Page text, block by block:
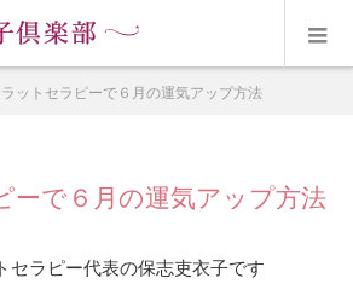
ットセラピーで６月の運気アップ方法
ーで６月の運気アップ方法
セラピー代表の保志吏衣子です